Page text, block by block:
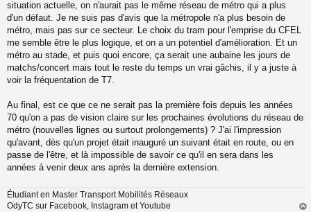
s
s
a
g
e
n
o
n
situation actuelle, on n'aurait pas le même réseau de métro qui a plus
d'un défaut. Je ne suis pas d'avis que la métropole n'a plus besoin de
métro, mais pas sur ce secteur. Le choix du tram pour l'emprise du CFEL
me semble être le plus logique, et on a un potentiel d'amélioration. Et un
métro au stade, et puis quoi encore, ça serait une aubaine les jours de
matchs/concert mais tout le reste du temps un vrai gâchis, il y a juste à
voir la fréquentation de T7.
Au final, est ce que ce ne serait pas la première fois depuis les années
70 qu'on a pas de vision claire sur les prochaines évolutions du réseau de
métro (nouvelles lignes ou surtout prolongements) ? J'ai l'impression
qu'avant, dès qu'un projet était inauguré un suivant était en route, ou en
passe de l'être, et là impossible de savoir ce qu'il en sera dans les
années à venir deux ans après la dernière extension.
Étudiant en Master Transport Mobilités Réseaux
OdyTC sur Facebook, Instagram et Youtube